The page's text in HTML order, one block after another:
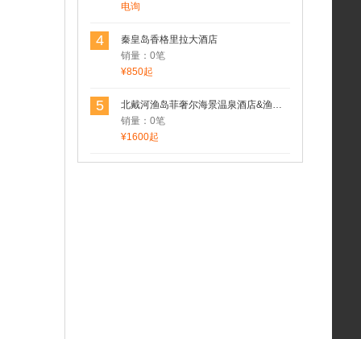
电询
4
秦皇岛香格里拉大酒店
销量：0笔
¥850起
5
北戴河渔岛菲奢尔海景温泉酒店&渔岛菲奢尔森泽苑&渔岛菲奢尔度假酒店
销量：0笔
¥1600起